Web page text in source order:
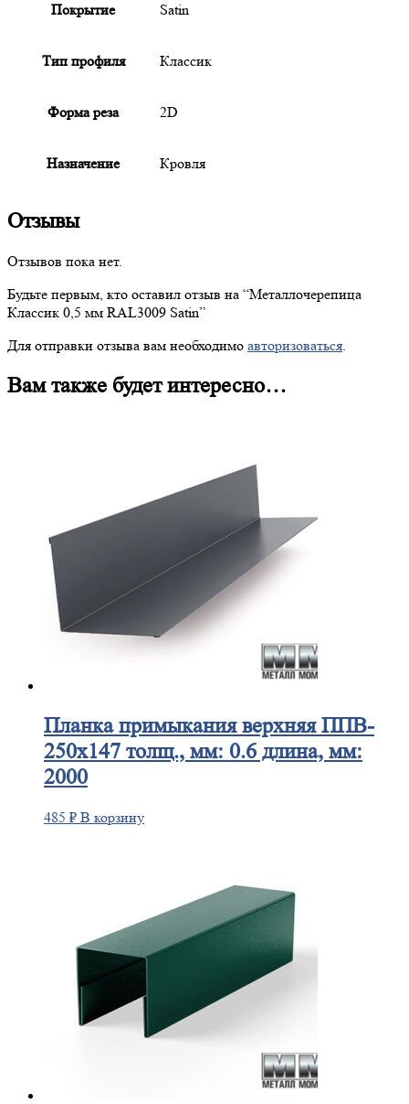
Покрытие Satin
Тип профиля Классик
Форма реза 2D
Назначение Кровля
Отзывы
Отзывов пока нет.
Будьте первым, кто оставил отзыв на “Металлочерепица
Классик 0,5 мм RAL3009 Satin”
Для отправки отзыва вам необходимо авторизоваться
Вам также будет интересно…
Планкапримыкания верхняя ППВ-
250х147 толщ., мм: 0.6 длина, мм:
2000
485 ₽ В корзину